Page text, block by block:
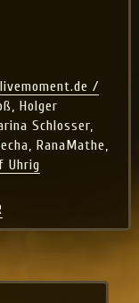
livemoment.de /
Holger
Schlosser,
RanaMathe,
Uhrig